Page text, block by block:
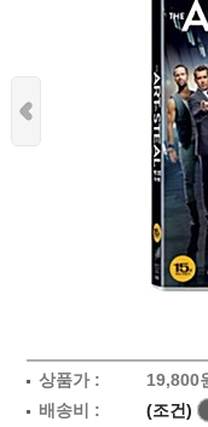
상품가 : 19,800
배송비 : (조건)